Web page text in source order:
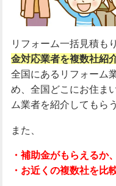
リフォーム一括見積も
金対応業者を複数社紹
全国にあるリフォーム業
め、全国どこにお住ま
ム業者を紹介してもら
また、
・補助金がもらえるか
・お近くの複数社を比